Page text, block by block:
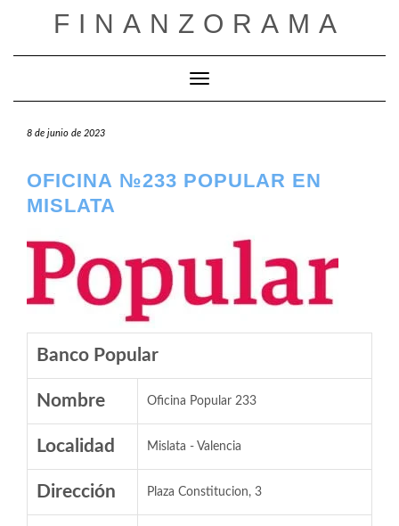
FINANZORAMA
Cambiar modo de navegación
8 de junio de 2023
OFICINA №233 POPULAR EN
MISLATA
Banco Popular
Nombre Oficina Popular 233
Localidad Mislata - Valencia
Dirección Plaza Constitucion, 3